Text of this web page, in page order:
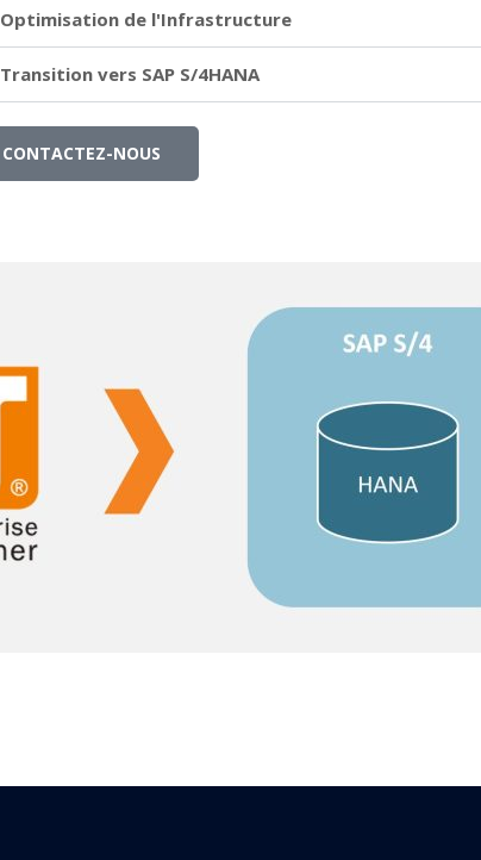
Optimisation de l'Infrastructure
Transition vers SAP S/4HANA
CONTACTEZ-NOUS